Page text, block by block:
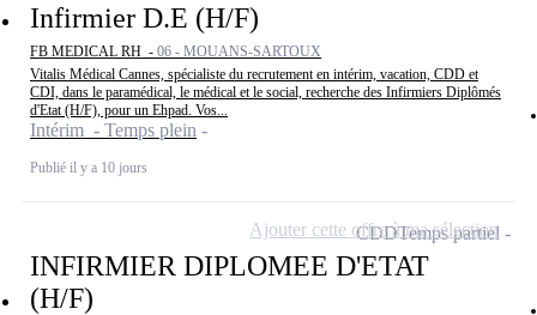
Infirmier D.E (H/F)
FB MEDICAL RH - 06 - MOUANS-SARTOUX
Vitalis Médical Cannes, spécialiste du recrutement en intérim, vacation, CDD et
CDI, dans le paramédical, le médical et le social, recherche des Infirmiers Diplômés
d'Etat (H/F), pour un Ehpad. Vos...
Intérim - Temps plein
Publié il y a 10 jours
INFIRMIER DIPLOMEE D'ETAT
(H/F)
CDDTemps partiel
Ajouter cette offre à ma sélection